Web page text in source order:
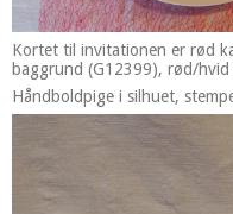
Kortet til invitationen er rød
baggrund (G12399), rød/
Håndboldpige i silhuet,